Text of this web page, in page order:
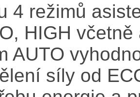
4 režimů
HIGH
AUTO
síly od